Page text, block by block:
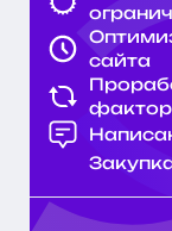
сайта